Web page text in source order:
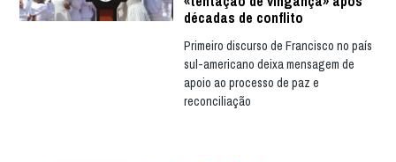
décadas de conflito
Primeiro discurso de Francisco no país
sul-americano deixa mensagem de
apoio ao processo de paz e
reconciliação